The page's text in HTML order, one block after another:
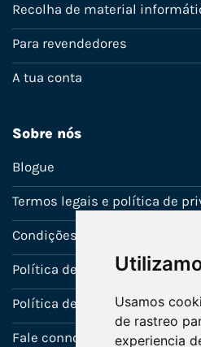
Usamos
de rastreo
experiencia
Recolha de material
Para revendedores
A tua conta
Sobre nós
Blogue
Termos legais e política de
Condições de venda
Política de Garantia
Política de utilização de
Fale connosco